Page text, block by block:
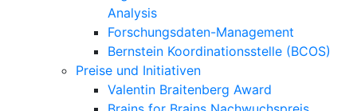
Analysis
Forschungsdaten-Management
Bernstein Koordinationsstelle (BCOS)
Preise und Initiativen
Valentin Braitenberg Award